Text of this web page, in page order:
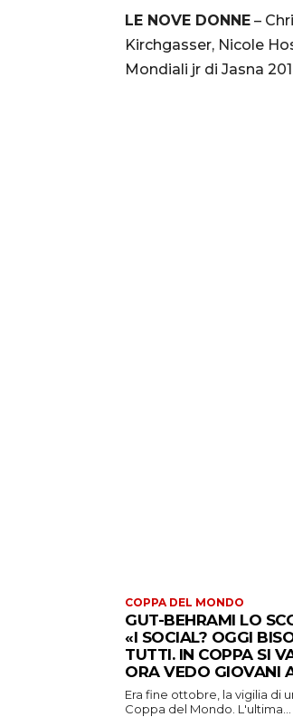
LE NOVE DONNE –
Kirchgasser, Nicole
Mondiali jr di Jasna
COPPA DEL MONDO
GUT-BEHRAMI LO
«I SOCIAL? OGGI
TUTTI. IN COPPA SI
ORA VEDO GIOVANI
Era fine ottobre, la vigilia di
Coppa del Mondo. L'ultima...